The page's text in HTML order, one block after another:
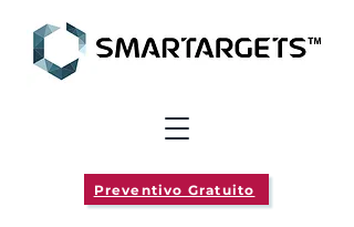
Preventivo Gratuito